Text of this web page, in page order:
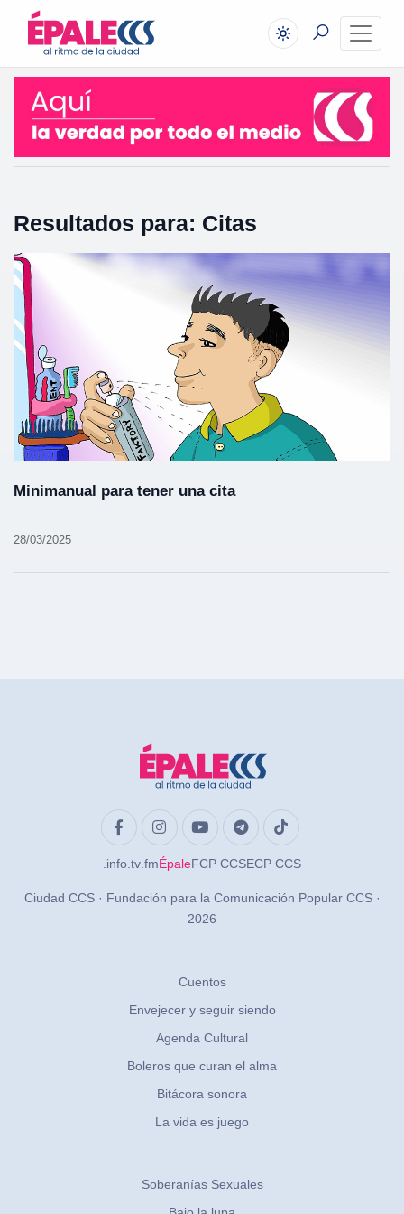
Resultados para: Citas
Minimanual para tener una cita
28/03/2025
.info .tv .fmÉpaleFCP CCSECP CCS
Ciudad CCS · Fundación para la Comunicación Popular CCS ·
2026
Cuentos
Envejecer y seguir siendo
Agenda Cultural
Boleros que curan el alma
Bitácora sonora
La vida es juego
Soberanías Sexuales